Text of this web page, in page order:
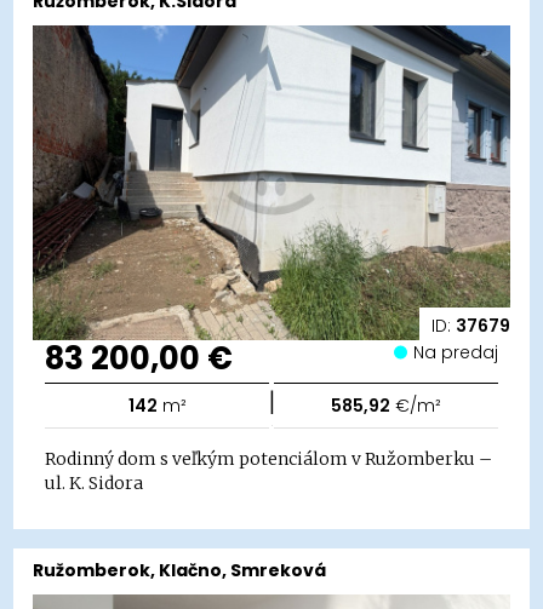
ID: 37679
83 200,00 € Na predaj
142 m² | 585,92 €/m²
Rodinný dom s veľkým potenciálom v Ružomberku –
ul. K. Sidora
Ružomberok, Klačno, Smreková